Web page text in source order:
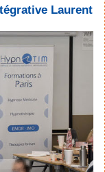
Laurent